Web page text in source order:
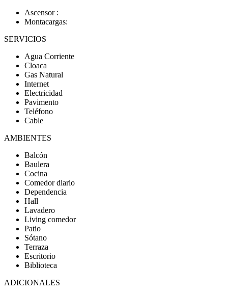
Ascensor :
Montacargas:
SERVICIOS
Agua Corriente
Cloaca
Gas Natural
Internet
Electricidad
Pavimento
Teléfono
Cable
AMBIENTES
Balcón
Baulera
Cocina
Comedor diario
Dependencia
Hall
Lavadero
Living comedor
Patio
Sótano
Terraza
Escritorio
Biblioteca
ADICIONALES